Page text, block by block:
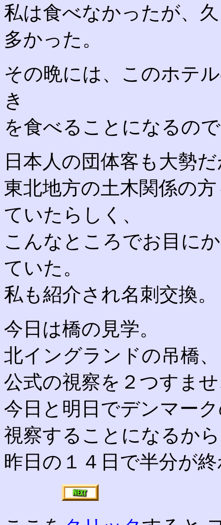
私は食べなかったが、
多かった。
その晩には、このホテ
き
を食べることになるの
日本人の団体客も大勢
東北地方の土木関係の
ていたらしく、
こんなところでお目に
ていた。
私も紹介され名刺交換。
今日は橋の見学。
北イングランドの吊橋
公式の視察を２つすま
今日と明日でデンマー
視察することになるから
昨日の１４日で半分が